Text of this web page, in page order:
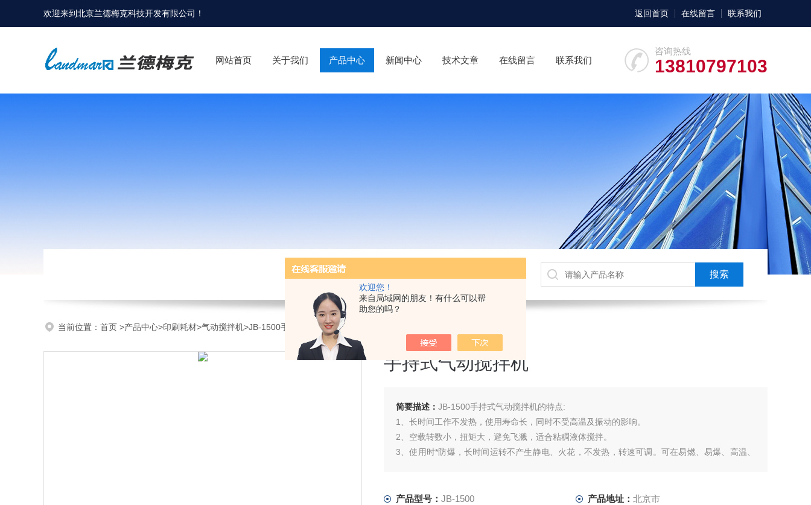
欢迎您！
来自局域网的朋友！有什么可以帮
助您的吗？
欢迎来到北京兰德梅克科技开发有限公司 ！ 返回首页 在线留言 联系我们
咨询热线
13810797103
网站首页 关于我们 产品中心 新闻中心 技术文章 在线留言 联系我们
当前位置： 首页 >产品中心>印刷耗材>气动搅拌机>JB-1500手持式气动搅拌机
手持式气动搅拌机
简要描述： JB-1500手持式气动搅拌机的特点:
1、长时间工作不发热，使用寿命长，同时不受高温及振动的影响。
2、空载转数小，扭矩大，避免飞溅，适合粘稠液体搅拌。
3、使用时*防爆，长时间运转不产生静电、火花，不发热，转速可调。可在易燃、易爆、高温、
5、方便
产品型号： JB-1500 产品地址： 北京市